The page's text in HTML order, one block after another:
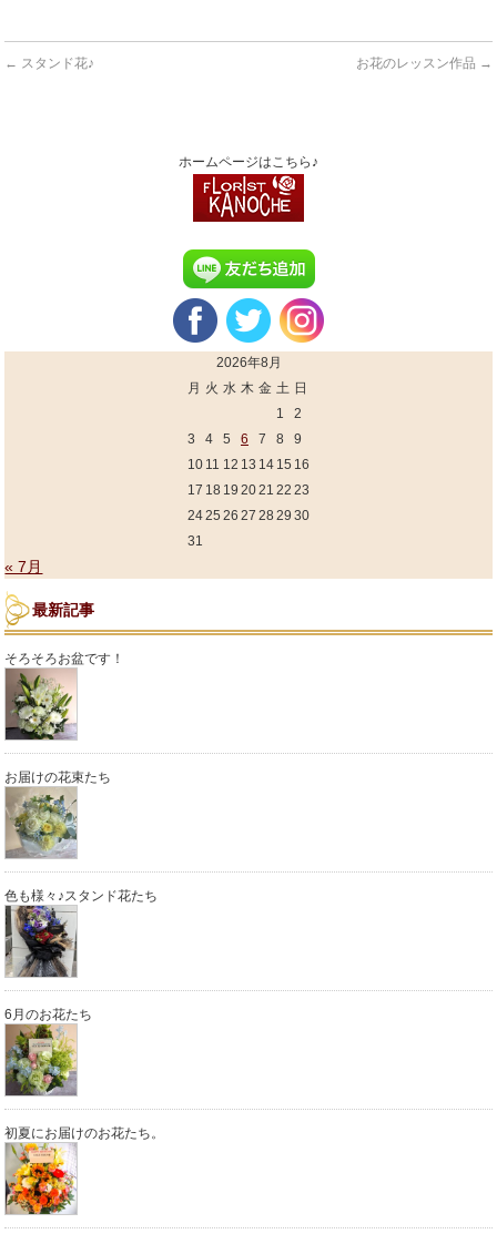
← スタンド花♪ お花のレッスン作品 →
ホームページはこちら♪
2026年8月
月 火 水 木 金 土 日
1
2
3
4 5 6 7 8
9
10 11 12 13 14 15 16
17 18 19 2021 22 23
2425 26 27 28 29 30
31
« 7月
最新記事
そろそろお盆です！
お届けの花束たち
色も様々♪スタンド花たち
6月のお花たち
初夏にお届けのお花たち。